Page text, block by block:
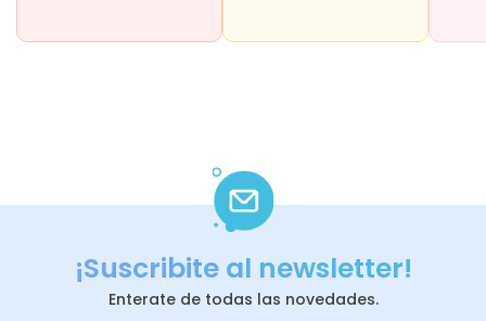
¡Suscribite al newsletter!
Enterate de todas las novedades.